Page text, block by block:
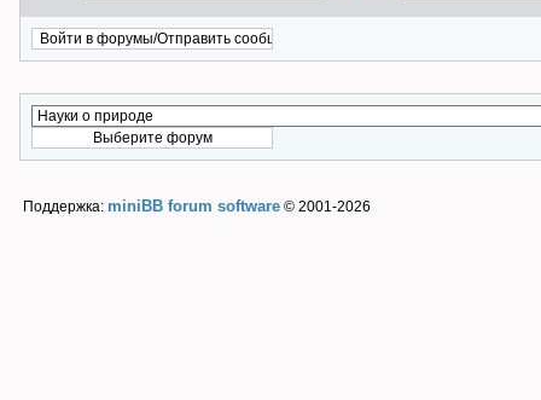
Поддержка: miniBB forum software © 2001-2026